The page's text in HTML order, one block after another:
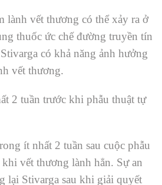
lành vết thương có thể xảy ra ở
thuốc ức chế đường truyền tín
có khả năng ảnh hưởng
vết thương.
2 tuần trước khi phẫu thuật tự
ít nhất 2 tuần sau cuộc phẫu
vết thương lành hẳn. Sự an
lại Stivarga sau khi giải quyết